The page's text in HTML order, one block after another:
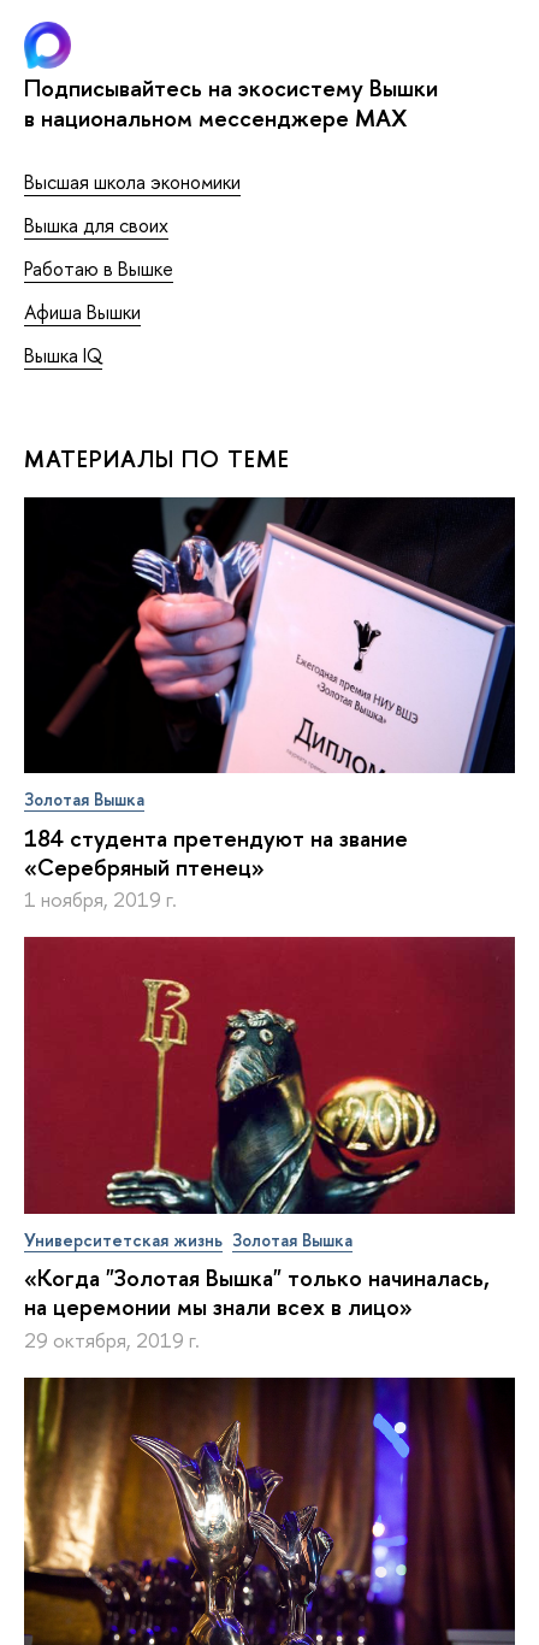
Подписывайтесь на экосистему Вышки
в национальном мессенджере MAX
Высшая школа экономики
Вышка для своих
Работаю в Вышке
Афиша Вышки
Вышка IQ
МАТЕРИАЛЫ ПО ТЕМЕ
Золотая Вышка
184 студента претендуют на звание
«Серебряный птенец»
1 ноября, 2019 г.
Университетская жизнь Золотая Вышка
«Когда "Золотая Вышка" только начиналась,
на церемонии мы знали всех в лицо»
29 октября, 2019 г.